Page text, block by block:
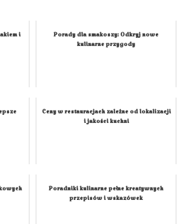
i
Porady dla smakoszy: Odkryj nowe
kulinarne przygody
Ceny w restauracjach zależne od lokalizacji
i jakości kuchni
Poradniki kulinarne pełne kreatywnych
przepisów i wskazówek